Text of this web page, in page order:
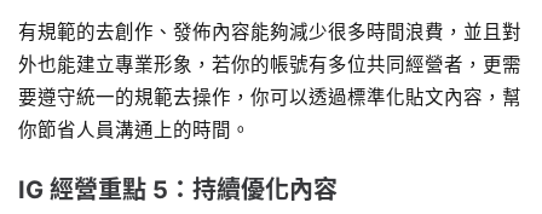
有規範的去創作、發佈內容能夠減少很多時間浪費，並且對
外也能建立專業形象，若你的帳號有多位共同經營者，更需
要遵守統一的規範去操作，你可以透過標準化貼文內容，幫
你節省人員溝通上的時間。
IG 經營重點 5：持續優化內容